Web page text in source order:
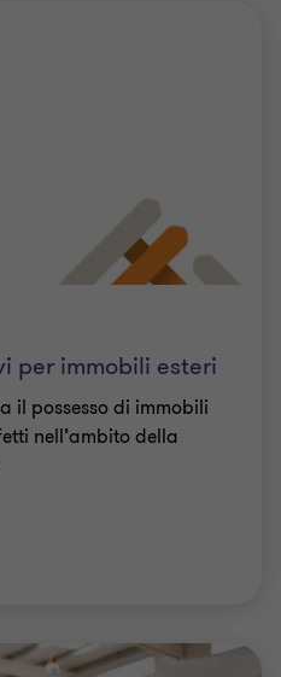
per immobili esteri
il possesso di immobili
nell’ambito della